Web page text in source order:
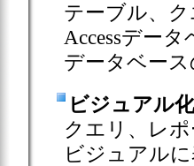
テーブル、
Accessデー
データベー
ビジュアル
クエリ、レ
ビジュアルに